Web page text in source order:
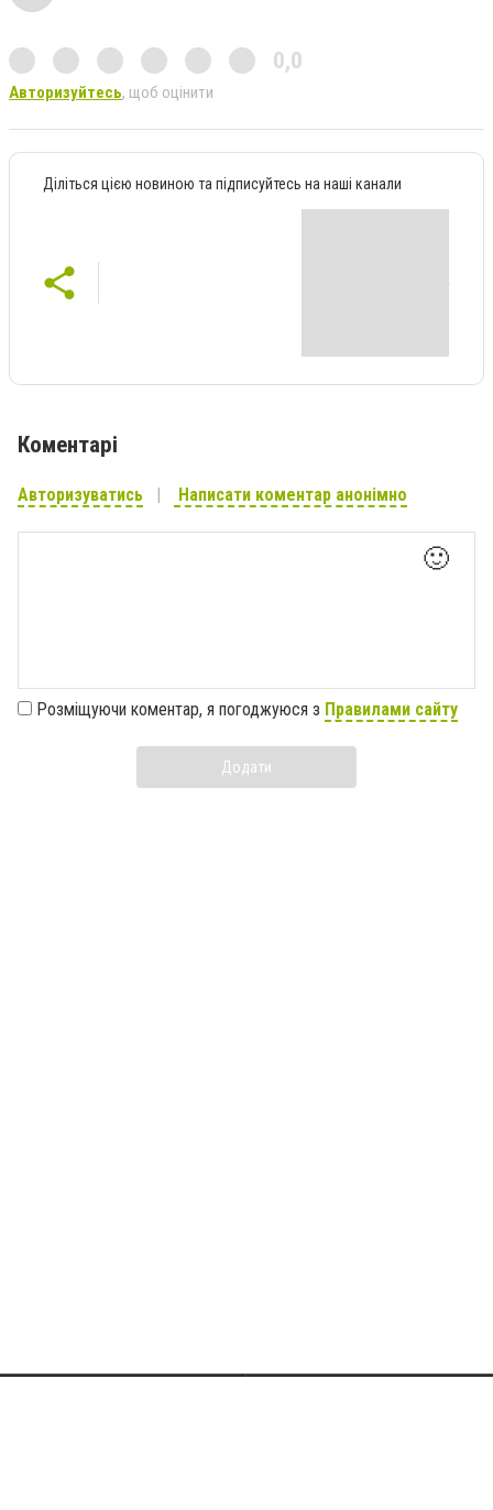
0,0
Авторизуйтесь, щоб оцінити
Діліться цією новиною та підписуйтесь на наші канали
Коментарі
Авторизуватись Написати коментар анонімно
🙂
Розміщуючи коментар, я погоджуюся з Правилами сайту
Додати